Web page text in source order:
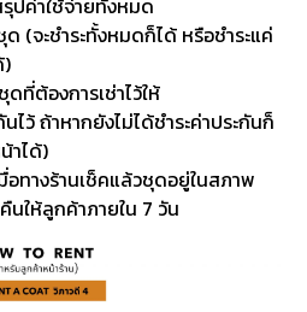
รุปค่าใช้จ่ายทั้งหมด
ด (จะชำระทั้งหมดก็ได้ หรือชำระแค่
)
ที่ต้องการเช่าไว้ให้
ว้ ถ้าหากยังไม่ได้ชำระค่าประกันก็
าได้)
ทางร้านเช็คแล้วชุดอยู่ในสภาพ
นให้ลูกค้าภายใน 7 วัน